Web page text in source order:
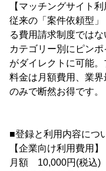
【マッチングサイト
従来の「案件依頼型
る費用請求制度では
カテゴリー別にピン
がダイレクトに可能
料金は月額費用、業
のみで断然お得です。
■登録と利用内容につ
【企業向け利用費用】
月額 10,000円(税込)